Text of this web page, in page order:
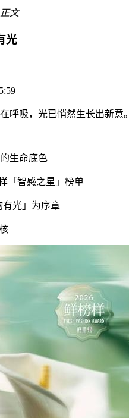
正文
光
呼吸，光已悄然生长出新意。
生命底色
「智感之星」榜单
有光」为序章